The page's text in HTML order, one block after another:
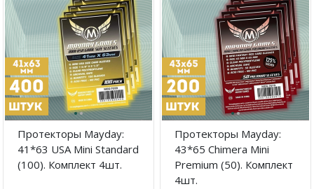
··
Протекторы Mayday:
41*63 USA Mini Standard
(100). Комплект 4шт.
··
Протекторы Mayday:
43*65 Chimera Mini
Premium (50). Комплект
4шт.